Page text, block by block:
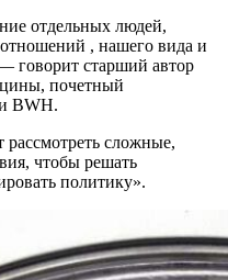
отдельных людей,
, нашего вида и
говорит старший автор
почетный
BWH.
сложные,
чтобы решать
политику».